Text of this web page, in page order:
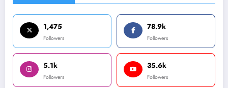
1,475
Followers
78.9k
Followers
5.1k
Followers
35.6k
Followers